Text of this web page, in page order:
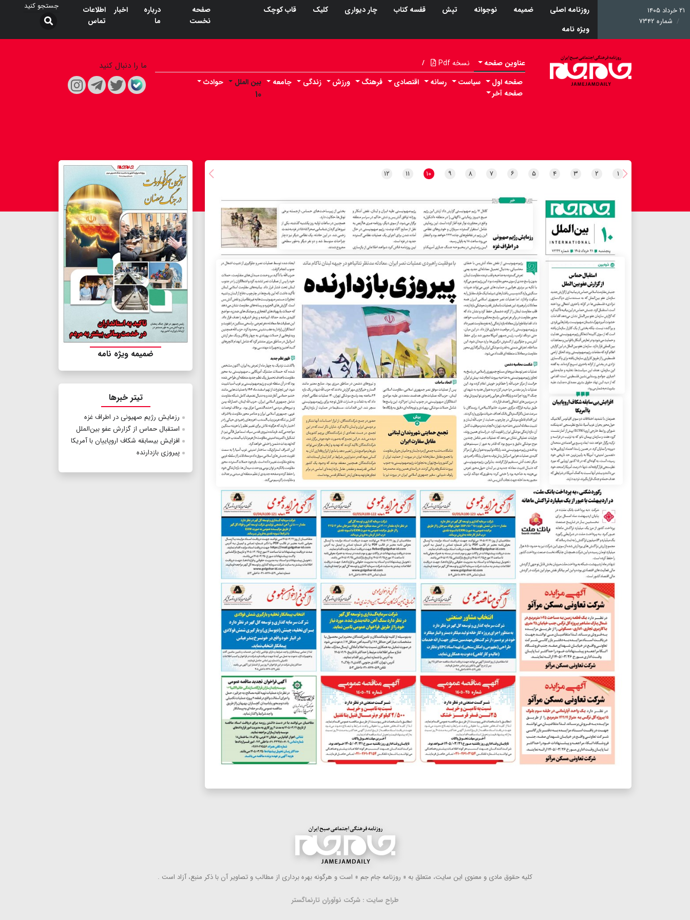
۲۱ خرداد ۱۴۰۵
شماره ۷۳۴۲
روزنامه اصلی ضمیمه نوجوانه تپش قفسه کتاب چار دیواری کلیک
قاب کوچک
ویژه نامه
صفحه
نخست
درباره
ما
اخبار
اطلاعات
تماس
عناوین صفحه نسخه Pdf /
صفحه اول سیاست رسانه اقتصادی فرهنگ ورزش زندگی جامعه بین الملل
۱۰
حوادث
صفحه آخر
ما را دنبال کنید
۱ ۲ ۳ ۴ ۵ ۶ ۷ ۸ ۹ ۱۰ ۱۱ ۱۲
ضمیمه ویژه نامه
تیتر خبرها
رزمایش رژیم صهیونی در اطراف غزه
استقبال حماس از گزارش عفو بین‌الملل
افزایش بی‎سابقه شکاف اروپاییان با آمریکا
پیروزی بازدارنده
كلیه حقوق مادی و معنوی این سایت، متعلق به « روزنامه جام جم » است و هرگونه بهره ‌برداری از مطالب و تصاویر آن با ذكر منبع، آزاد است .
طراح سایت : شرکت نوآوران تارنماگستر